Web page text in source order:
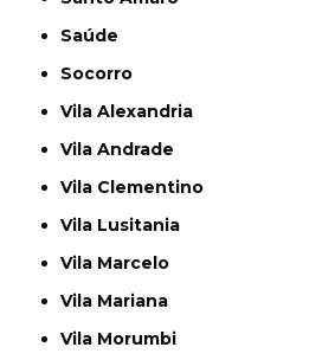
Saúde
Socorro
Vila Alexandria
Vila Andrade
Vila Clementino
Vila Lusitania
Vila Marcelo
Vila Mariana
Vila Morumbi